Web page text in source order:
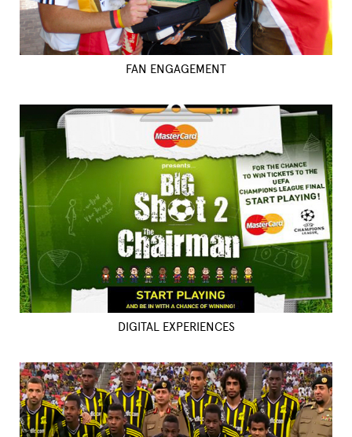
FAN ENGAGEMENT
DIGITAL EXPERIENCES